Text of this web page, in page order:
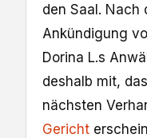
den Saal. Nach
Ankündigung
Dorina L.s
deshalb mit,
nächsten
Gericht